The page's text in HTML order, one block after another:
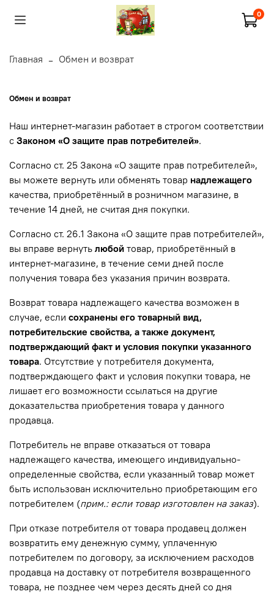
0
Главная Обмен и возврат
Обмен и возврат
Наш интернет-магазин работает в строгом соответствии
с Законом «О защите прав потребителей».
Согласно ст. 25 Закона «О защите прав потребителей»,
вы можете вернуть или обменять товар надлежащего
качества, приобретённый в розничном магазине, в
течение 14 дней, не считая дня покупки.
Согласно ст. 26.1 Закона «О защите прав потребителей»,
вы вправе вернуть любой товар, приобретённый в
интернет-магазине, в течение семи дней после
получения товара без указания причин возврата.
Возврат товара надлежащего качества возможен в
случае, если сохранены его товарный вид,
потребительские свойства, а также документ,
подтверждающий факт и условия покупки указанного
товара. Отсутствие у потребителя документа,
подтверждающего факт и условия покупки товара, не
лишает его возможности ссылаться на другие
доказательства приобретения товара у данного
продавца.
Потребитель не вправе отказаться от товара
надлежащего качества, имеющего индивидуально-
определенные свойства, если указанный товар может
быть использован исключительно приобретающим его
потребителем (прим.: если товар изготовлен на заказ).
При отказе потребителя от товара продавец должен
возвратить ему денежную сумму, уплаченную
потребителем по договору, за исключением расходов
продавца на доставку от потребителя возвращенного
товара, не позднее чем через десять дней со дня